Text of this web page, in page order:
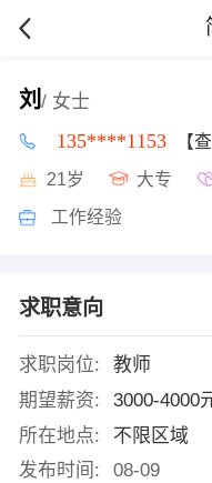
刘 / 女士
135****1153 【
21岁 大专
工作经验
求职意向
求职岗位:
教师
期望薪资:
3000-4000
所在地点:
不限区域
发布时间:
08-09